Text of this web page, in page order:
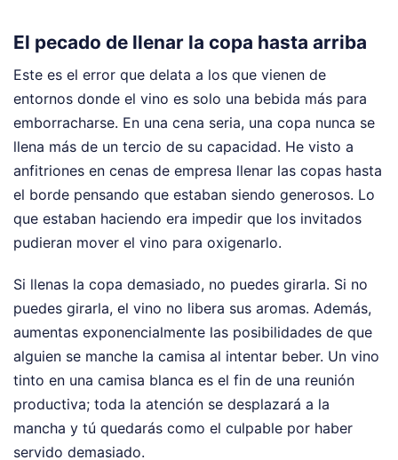
El pecado de llenar la copa hasta arriba
Este es el error que delata a los que vienen de
entornos donde el vino es solo una bebida más para
emborracharse. En una cena seria, una copa nunca se
llena más de un tercio de su capacidad. He visto a
anfitriones en cenas de empresa llenar las copas hasta
el borde pensando que estaban siendo generosos. Lo
que estaban haciendo era impedir que los invitados
pudieran mover el vino para oxigenarlo.
Si llenas la copa demasiado, no puedes girarla. Si no
puedes girarla, el vino no libera sus aromas. Además,
aumentas exponencialmente las posibilidades de que
alguien se manche la camisa al intentar beber. Un vino
tinto en una camisa blanca es el fin de una reunión
productiva; toda la atención se desplazará a la
mancha y tú quedarás como el culpable por haber
servido demasiado.